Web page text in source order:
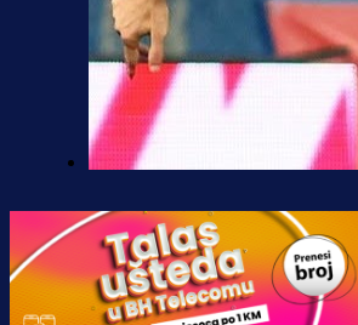
Željo uprkos svim
krenuo pobjedom:
Grbavici!